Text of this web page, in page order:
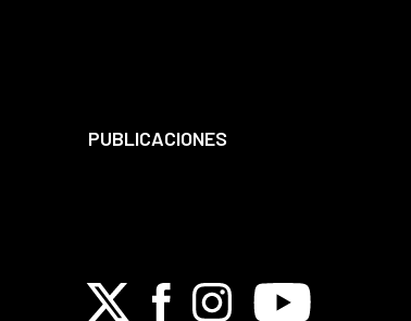
PUBLICACIONES
X FacebookInstagramYoutube